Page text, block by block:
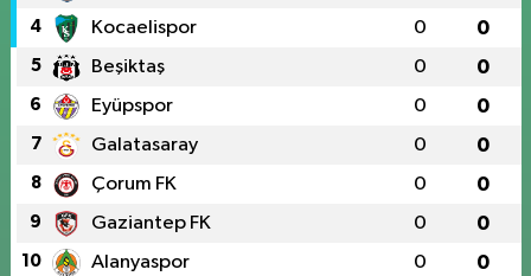
4 Kocaelispor 0 0
5 Beşiktaş 0 0
6 Eyüpspor 0 0
7 Galatasaray 0 0
8 Çorum FK 0 0
9 Gaziantep FK 0 0
10 Alanyaspor 0 0